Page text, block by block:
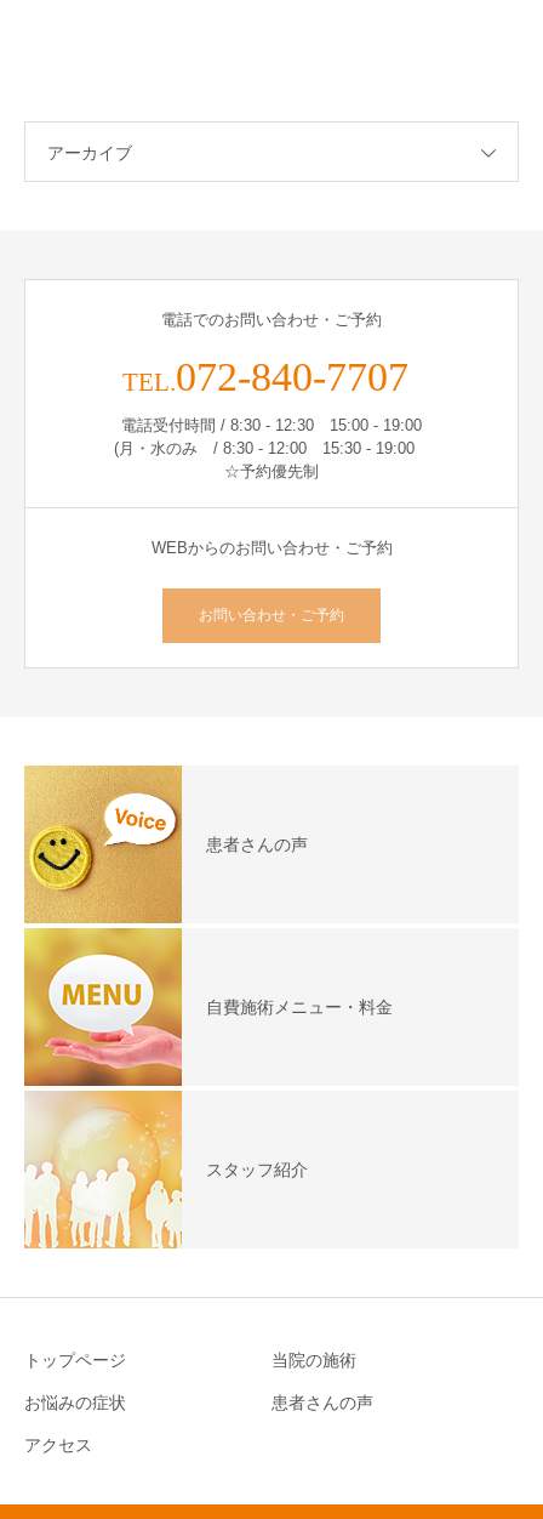
アーカイブ
電話でのお問い合わせ・ご予約
TEL.072-840-7707
電話受付時間 / 8:30 - 12:30 15:00 - 19:00
(月・水のみ / 8:30 - 12:00 15:30 - 19:00
☆予約優先制
WEBからのお問い合わせ・ご予約
お問い合わせ・ご予約
患者さんの声
自費施術メニュー・料金
スタッフ紹介
トップページ 当院の施術
お悩みの症状 患者さんの声
アクセス